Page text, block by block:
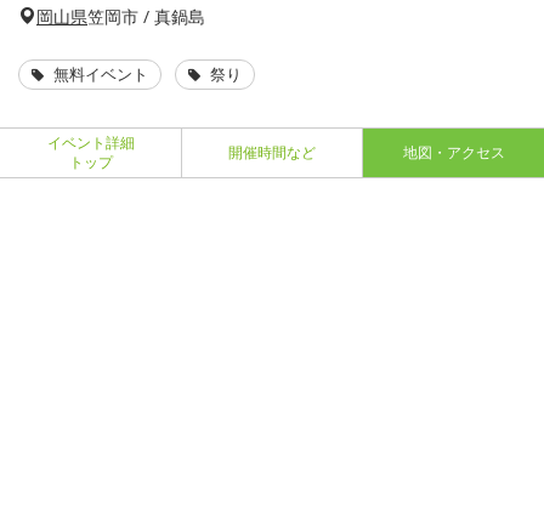
岡山県笠岡市 / 真鍋島
無料イベント 祭り
イベント詳細
トップ
開催時間など 地図・アクセス